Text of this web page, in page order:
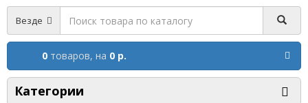
Везде
0 товаров, на 0 р.
Категории